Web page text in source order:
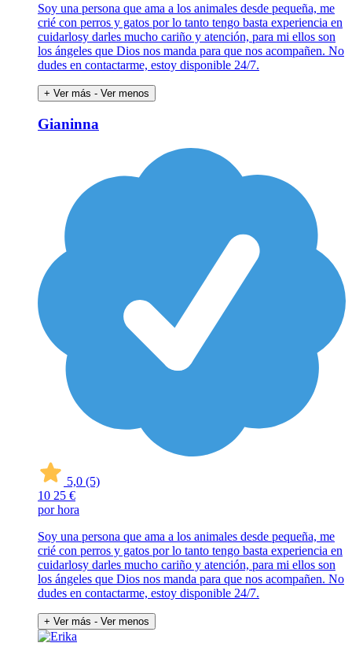
Soy una persona que ama a los animales desde pequeña, me
crié con perros y gatos por lo tanto tengo basta experiencia en
cuidarlosy darles mucho cariño y atención, para mi ellos son
los ángeles que Dios nos manda para que nos acompañen. No
dudes en contactarme, estoy disponible 24/7.
+ Ver más - Ver menos
Gianinna
5,0 (5)
10 25 €
por hora
Soy una persona que ama a los animales desde pequeña, me
crié con perros y gatos por lo tanto tengo basta experiencia en
cuidarlosy darles mucho cariño y atención, para mi ellos son
los ángeles que Dios nos manda para que nos acompañen. No
dudes en contactarme, estoy disponible 24/7.
+ Ver más - Ver menos